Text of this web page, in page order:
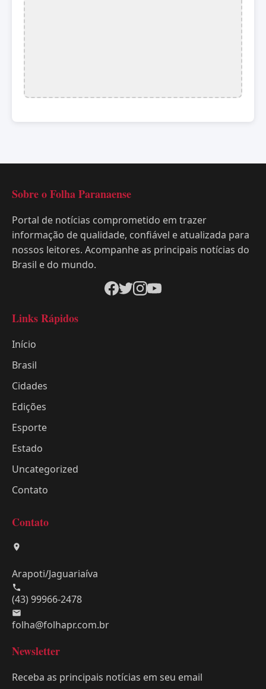
Sobre o Folha Paranaense
Portal de notícias comprometido em trazer
informação de qualidade, confiável e atualizada para
nossos leitores. Acompanhe as principais notícias do
Brasil e do mundo.
Links Rápidos
Início
Brasil
Cidades
Edições
Esporte
Estado
Uncategorized
Contato
Contato
Arapoti/Jaguariaíva
(43) 99966-2478
folha@folhapr.com.br
Newsletter
Receba as principais notícias em seu email